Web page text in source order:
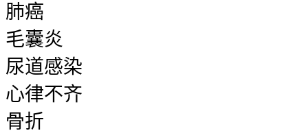
肺癌
毛囊炎
尿道感染
心律不齐
骨折